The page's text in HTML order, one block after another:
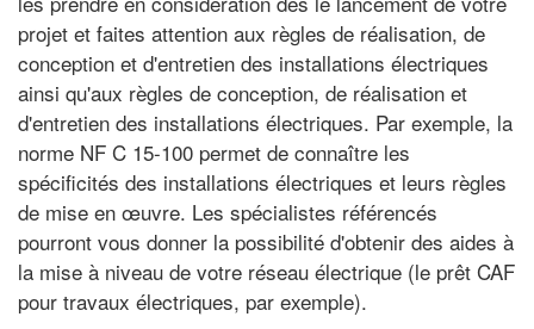
projet et faites attention aux règles de réalisation, de
conception et d'entretien des installations électriques
ainsi qu'aux règles de conception, de réalisation et
d'entretien des installations électriques. Par exemple, la
norme NF C 15-100 permet de connaître les
spécificités des installations électriques et leurs règles
de mise en œuvre. Les spécialistes référencés
pourront vous donner la possibilité d'obtenir des aides à
la mise à niveau de votre réseau électrique (le prêt CAF
pour travaux électriques, par exemple).